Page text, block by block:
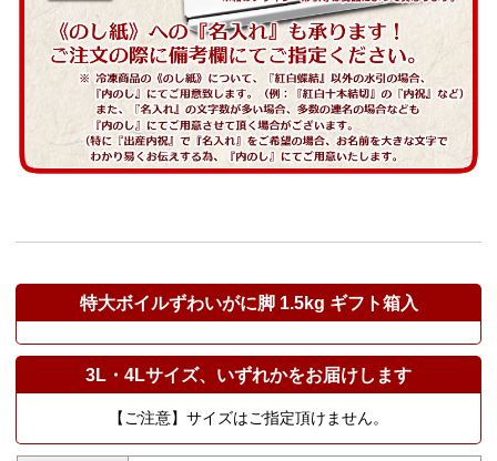
特大ボイルずわいがに脚 1.5kg ギフト箱入
3L・4Lサイズ、いずれかをお届けします
【ご注意】サイズはご指定頂けません。